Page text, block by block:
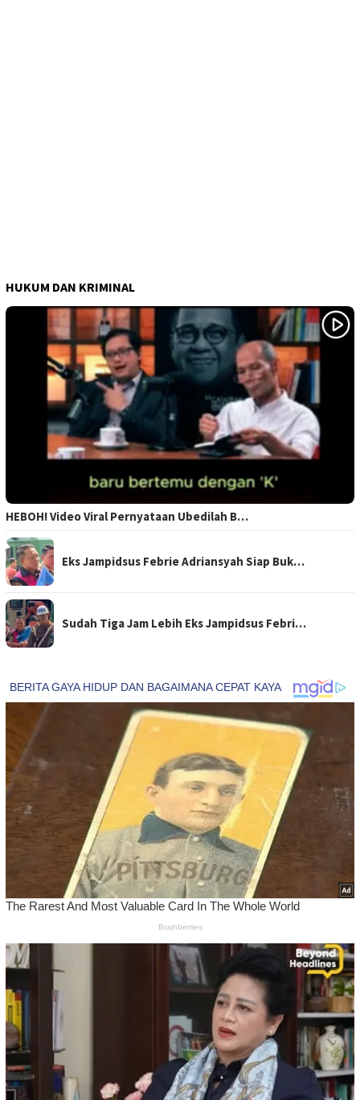
HUKUM DAN KRIMINAL
HEBOH! Video Viral Pernyataan Ubedilah B…
Eks Jampidsus Febrie Adriansyah Siap Buk…
Sudah Tiga Jam Lebih Eks Jampidsus Febri…